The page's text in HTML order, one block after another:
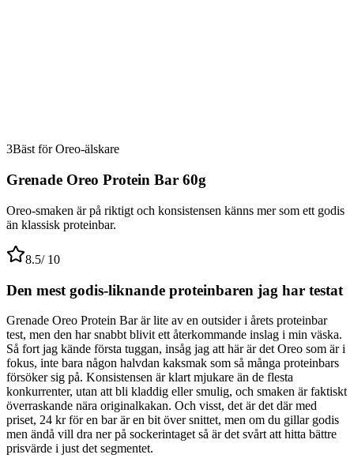
3Bäst för Oreo-älskare
Grenade Oreo Protein Bar 60g
Oreo-smaken är på riktigt och konsistensen känns mer som ett godis
än klassisk proteinbar.
8.5/ 10
Den mest godis-liknande proteinbaren jag har testat
Grenade Oreo Protein Bar är lite av en outsider i årets proteinbar
test, men den har snabbt blivit ett återkommande inslag i min väska.
Så fort jag kände första tuggan, insåg jag att här är det Oreo som är i
fokus, inte bara någon halvdan kaksmak som så många proteinbars
försöker sig på. Konsistensen är klart mjukare än de flesta
konkurrenter, utan att bli kladdig eller smulig, och smaken är faktiskt
överraskande nära originalkakan. Och visst, det är det där med
priset, 24 kr för en bar är en bit över snittet, men om du gillar godis
men ändå vill dra ner på sockerintaget så är det svårt att hitta bättre
prisvärde i just det segmentet.